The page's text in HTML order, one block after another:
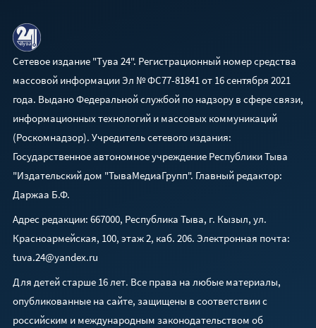
Сетевое издание "Тува 24". Регистрационный номер средства
массовой информации Эл № ФС77-81841 от 16 сентября 2021
года. Выдано Федеральной службой по надзору в сфере связи,
информационных технологий и массовых коммуникаций
(Роскомнадзор). Учредитель сетевого издания:
Государственное автономное учреждение Республики Тыва
"Издательский дом "ТываМедиаГрупп". Главный редактор:
Даржаа Б.Ф.
Адрес редакции: 667000, Республика Тыва, г. Кызыл, ул.
Красноармейская, 100, этаж 2, каб. 206. Электронная почта:
tuva.24@yandex.ru
Для детей старше 16 лет. Все права на любые материалы,
опубликованные на сайте, защищены в соответствии с
российским и международным законодательством об